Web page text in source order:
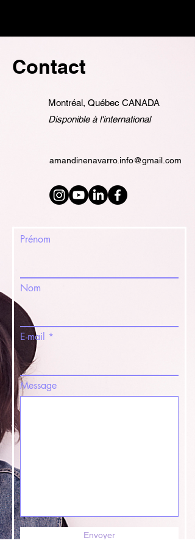
Contact
Montréal, Québec CANADA
Disponible à l'international
amandinenavarro.info@gmail.com
Prénom
Nom
E-mail
Message
Envoyer